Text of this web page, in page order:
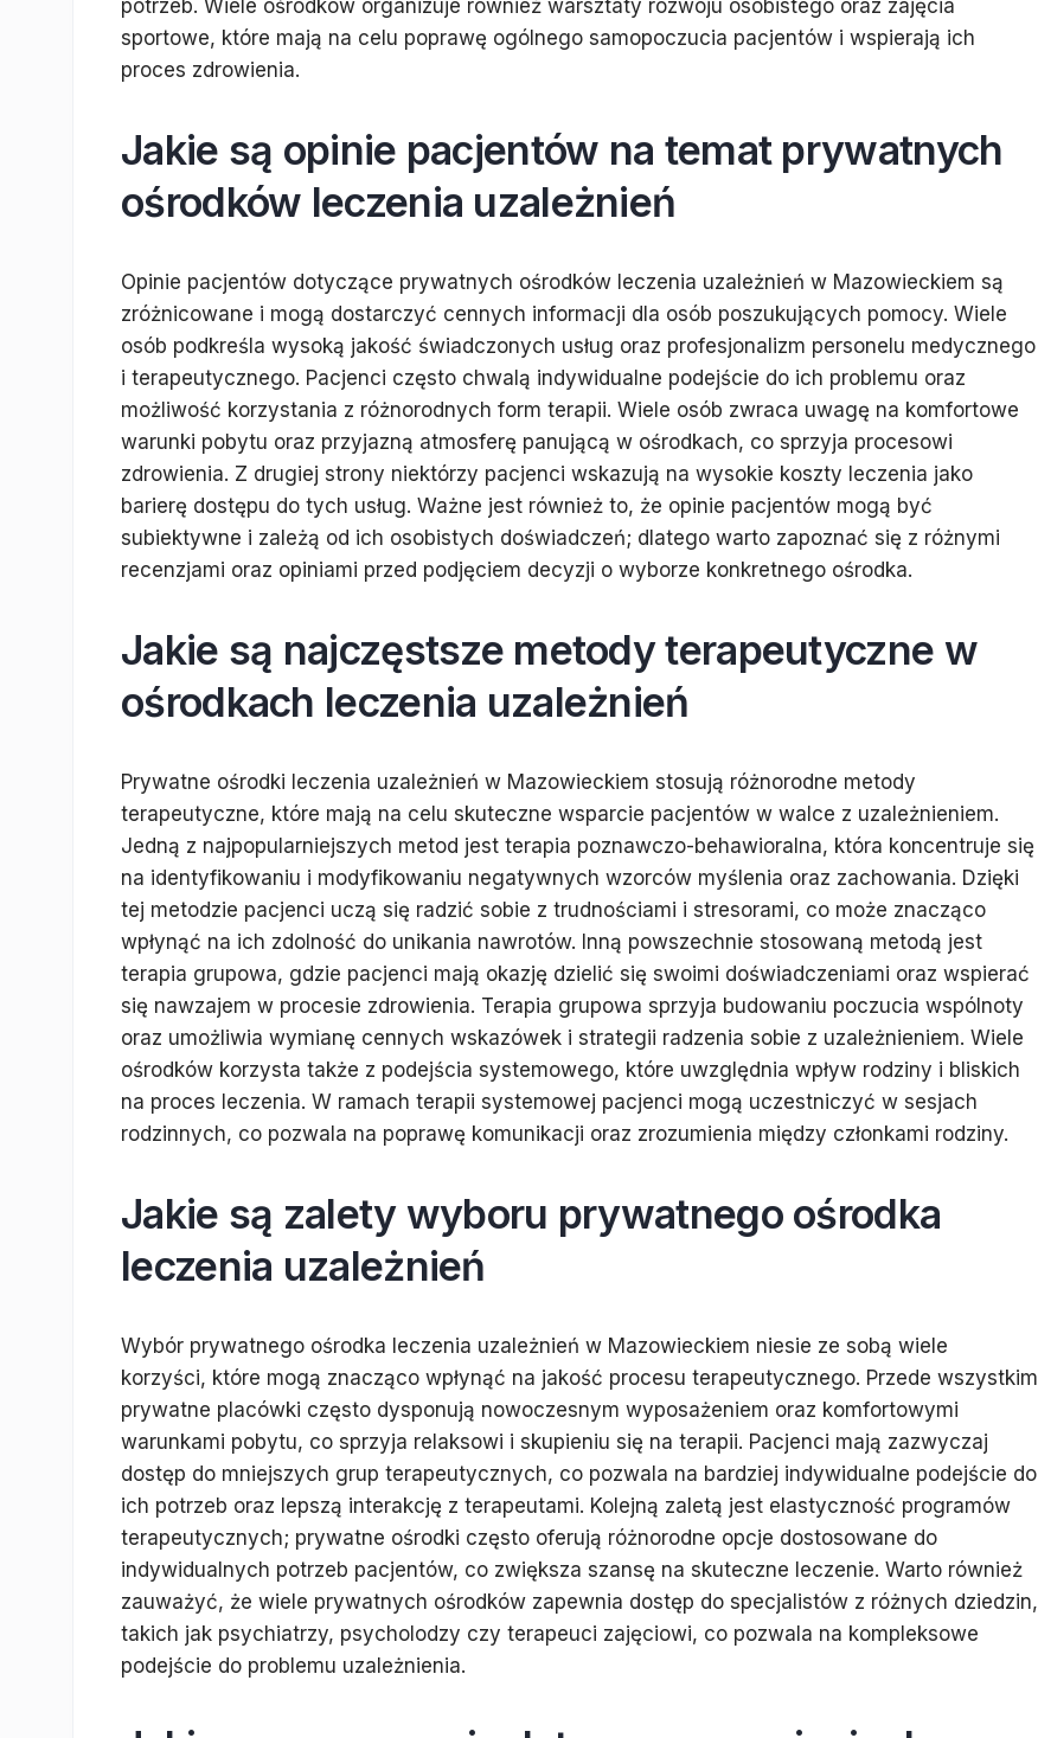
potrzeb. Wiele ośrodków organizuje również warsztaty rozwoju osobistego oraz zajęcia
sportowe, które mają na celu poprawę ogólnego samopoczucia pacjentów i wspierają ich
proces zdrowienia.
Jakie są opinie pacjentów na temat prywatnych
ośrodków leczenia uzależnień
Opinie pacjentów dotyczące prywatnych ośrodków leczenia uzależnień w Mazowieckiem są
zróżnicowane i mogą dostarczyć cennych informacji dla osób poszukujących pomocy. Wiele
osób podkreśla wysoką jakość świadczonych usług oraz profesjonalizm personelu medycznego
i terapeutycznego. Pacjenci często chwalą indywidualne podejście do ich problemu oraz
możliwość korzystania z różnorodnych form terapii. Wiele osób zwraca uwagę na komfortowe
warunki pobytu oraz przyjazną atmosferę panującą w ośrodkach, co sprzyja procesowi
zdrowienia. Z drugiej strony niektórzy pacjenci wskazują na wysokie koszty leczenia jako
barierę dostępu do tych usług. Ważne jest również to, że opinie pacjentów mogą być
subiektywne i zależą od ich osobistych doświadczeń; dlatego warto zapoznać się z różnymi
recenzjami oraz opiniami przed podjęciem decyzji o wyborze konkretnego ośrodka.
Jakie są najczęstsze metody terapeutyczne w
ośrodkach leczenia uzależnień
Prywatne ośrodki leczenia uzależnień w Mazowieckiem stosują różnorodne metody
terapeutyczne, które mają na celu skuteczne wsparcie pacjentów w walce z uzależnieniem.
Jedną z najpopularniejszych metod jest terapia poznawczo-behawioralna, która koncentruje się
na identyfikowaniu i modyfikowaniu negatywnych wzorców myślenia oraz zachowania. Dzięki
tej metodzie pacjenci uczą się radzić sobie z trudnościami i stresorami, co może znacząco
wpłynąć na ich zdolność do unikania nawrotów. Inną powszechnie stosowaną metodą jest
terapia grupowa, gdzie pacjenci mają okazję dzielić się swoimi doświadczeniami oraz wspierać
się nawzajem w procesie zdrowienia. Terapia grupowa sprzyja budowaniu poczucia wspólnoty
oraz umożliwia wymianę cennych wskazówek i strategii radzenia sobie z uzależnieniem. Wiele
ośrodków korzysta także z podejścia systemowego, które uwzględnia wpływ rodziny i bliskich
na proces leczenia. W ramach terapii systemowej pacjenci mogą uczestniczyć w sesjach
rodzinnych, co pozwala na poprawę komunikacji oraz zrozumienia między członkami rodziny.
Jakie są zalety wyboru prywatnego ośrodka
leczenia uzależnień
Wybór prywatnego ośrodka leczenia uzależnień w Mazowieckiem niesie ze sobą wiele
korzyści, które mogą znacząco wpłynąć na jakość procesu terapeutycznego. Przede wszystkim
prywatne placówki często dysponują nowoczesnym wyposażeniem oraz komfortowymi
warunkami pobytu, co sprzyja relaksowi i skupieniu się na terapii. Pacjenci mają zazwyczaj
dostęp do mniejszych grup terapeutycznych, co pozwala na bardziej indywidualne podejście do
ich potrzeb oraz lepszą interakcję z terapeutami. Kolejną zaletą jest elastyczność programów
terapeutycznych; prywatne ośrodki często oferują różnorodne opcje dostosowane do
indywidualnych potrzeb pacjentów, co zwiększa szansę na skuteczne leczenie. Warto również
zauważyć, że wiele prywatnych ośrodków zapewnia dostęp do specjalistów z różnych dziedzin,
takich jak psychiatrzy, psycholodzy czy terapeuci zajęciowi, co pozwala na kompleksowe
podejście do problemu uzależnienia.